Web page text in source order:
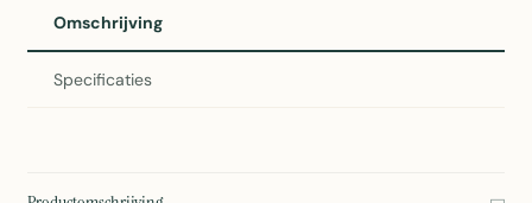
Omschrijving
Specificaties